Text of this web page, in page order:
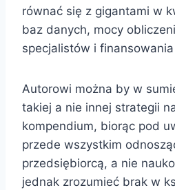
równać się z gigantami w
baz danych, mocy
specjalistów i
Autorowi można by w
takiej a nie innej strategii
kompendium, biorąc pod
przede wszystkim
przedsiębiorcą, a nie
jednak zrozumieć brak w